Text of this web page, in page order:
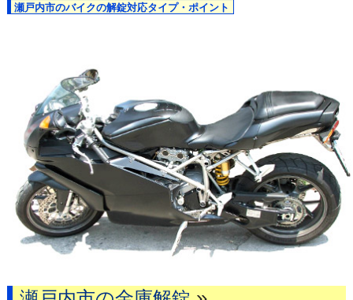
瀬戸内市のバイクの解錠対応タイプ・ポイント